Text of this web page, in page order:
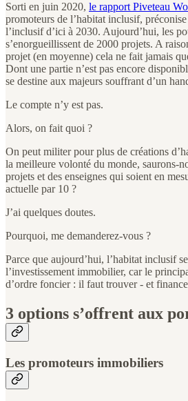
Sorti en juin 2020, le rapport Piveteau
promoteurs de l’habitat inclusif,
l’inclusif d’ici à 2030. Aujourd’hui, les
s’enorgueillissent de 2000 projets. A
projet (en moyenne) cela ne fait jamais
Dont une partie n’est pas encore
se destine aux majeurs souffrant d’un
Le compte n’y est pas.
Alors, on fait quoi ?
On peut militer pour plus de créations
la meilleure volonté du monde, saurons-
projets et des enseignes qui soient en
actuelle par 10 ?
J’ai quelques doutes.
Pourquoi, me demanderez-vous ?
Parce que aujourd’hui, l’habitat inclusif
l’investissement immobilier, car le
d’ordre foncier : il faut trouver - et
3 options s’offrent aux
Les promoteurs immobiliers